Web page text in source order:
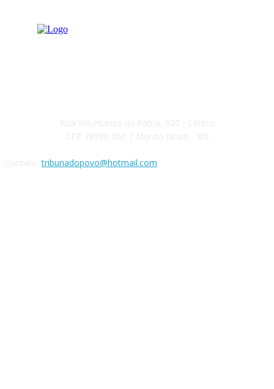
Contato:tribunadopovo@hotmail.com